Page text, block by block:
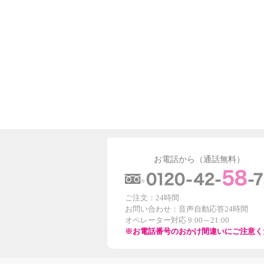
お電話から（通話無料）
ご注文：24時間
お問い合わせ：音声自動応答24時間
オペレーター対応 9:00～21:00
※お電話番号のおかけ間違いにご注意